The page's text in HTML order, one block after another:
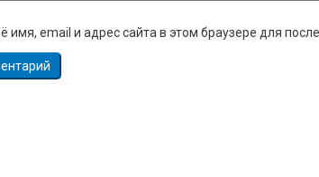
имя, email и адрес сайта в этом браузере для